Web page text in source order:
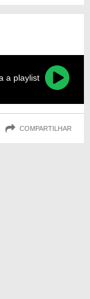
a playlist
COMPARTILHAR